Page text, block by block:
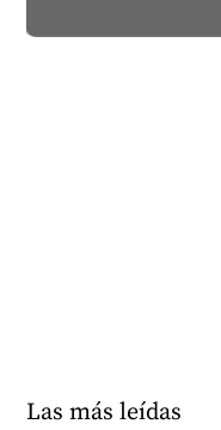
Las más leídas